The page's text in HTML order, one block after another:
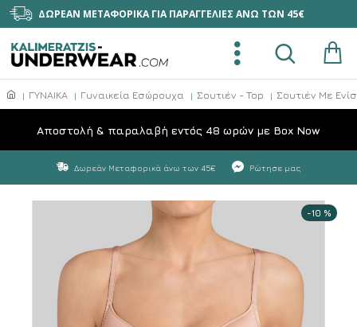
ΔΩΡΕΑΝ ΜΕΤΑΦΟΡΙΚΑ ΓΙΑ ΠΑΡΑΓΓΕΛΙΕΣ ΑΝΩ ΤΩΝ 45€
ΓΥΝΑΙΚΑ Γυναικεία Εσώρουχα Σουτιέν - Top Σουτιέν Με
Aποστολή & παραλαβή εντός 48 ωρών με Box Now
Δωρεάν Μεταφορικά άνω των 45€ Ρώτησε μας
-10 %